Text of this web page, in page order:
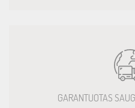
GARANTUOTAS